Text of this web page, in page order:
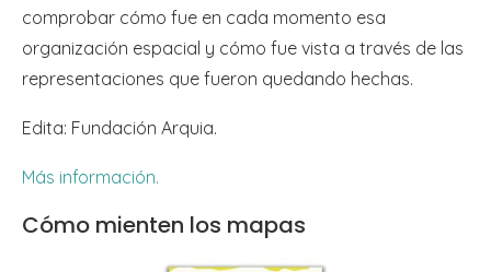
comprobar cómo fue en cada momento esa
organización espacial y cómo fue vista a través de las
representaciones que fueron quedando hechas.
Edita: Fundación Arquia.
Más información.
Cómo mienten los mapas